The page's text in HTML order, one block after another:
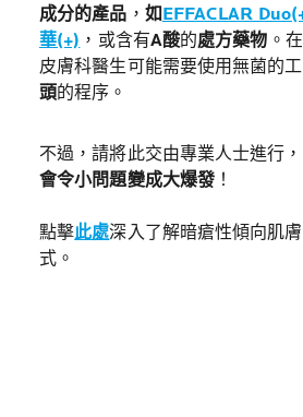
成分的產品 ， 如EFFACLAR
華(+) ，或含有A酸的處方藥物 。
皮膚科醫生可能需要使用無菌的
頭的程序。
不過，請將此交由專業人士進行
會令小問題變成大爆發 ！
點擊此處深入了解暗瘡性傾向肌
式。